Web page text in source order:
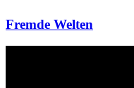
Fremde Welten